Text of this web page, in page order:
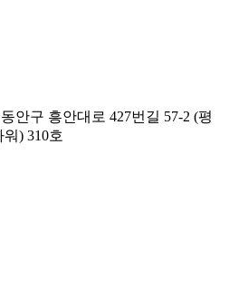
안구 흥안대로 427번길 57-2 (평
) 310호